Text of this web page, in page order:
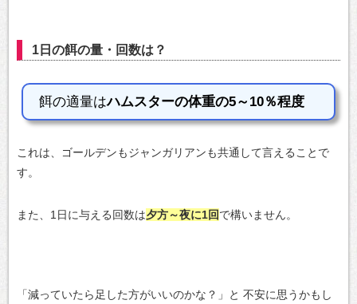
1日の餌の量・回数は？
餌の適量はハムスターの体重の5～10％程度
これは、ゴールデンもジャンガリアンも共通して言えることで
す。
また、1日に与える回数は夕方～夜に1回で構いません。
「減っていたら足した方がいいのかな？」と 不安に思うかもし